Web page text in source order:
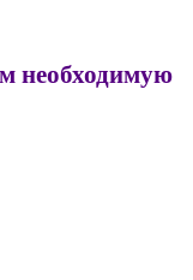
необходимую